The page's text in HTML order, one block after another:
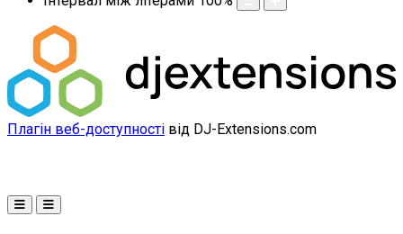
Плагін веб-доступності від DJ-Extensions.com